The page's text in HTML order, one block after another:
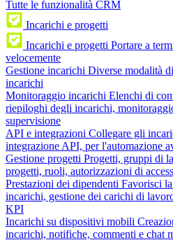
Tutte le funzionalità CRM
Incarichi e progetti
Incarichi e progetti Portare a
velocemente
Gestione incarichi Diverse modalità
incarichi
Monitoraggio incarichi Elenchi di
riepiloghi degli incarichi,
supervisione
API e integrazioni Collegare gli
integrazione API, per l'automazione
Gestione progetti Progetti, gruppi di
progetti, ruoli, autorizzazioni di
Prestazioni dei dipendenti Favorisci
incarichi, gestione dei carichi di
KPI
Incarichi su dispositivi mobili
incarichi, notifiche, commenti e chat